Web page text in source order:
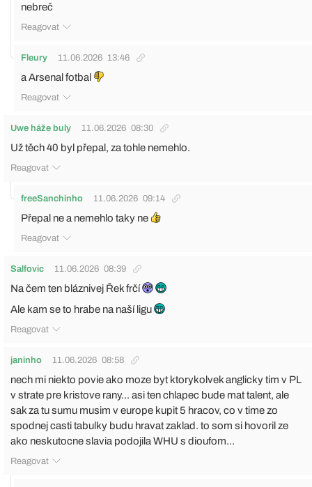
nebreč
Reagovat
Fleury 11.06.2026 13:46
a Arsenal fotbal
Reagovat
Uwe háže buly 11.06.2026 08:30
Už těch 40 byl přepal, za tohle nemehlo.
Reagovat
freeSanchinho 11.06.2026 09:14
Přepal ne a nemehlo taky ne
Reagovat
Salfovic 11.06.2026 08:39
Na čem ten bláznivej Řek frčí
Ale kam se to hrabe na naší ligu
Reagovat
janinho 11.06.2026 08:58
nech mi niekto povie ako moze byt ktorykolvek anglicky tim v PL
v strate pre kristove rany... asi ten chlapec bude mat talent, ale
sak za tu sumu musim v europe kupit 5 hracov, co v time zo
spodnej casti tabulky budu hravat zaklad. to som si hovoril ze
ako neskutocne slavia podojila WHU s dioufom...
Reagovat